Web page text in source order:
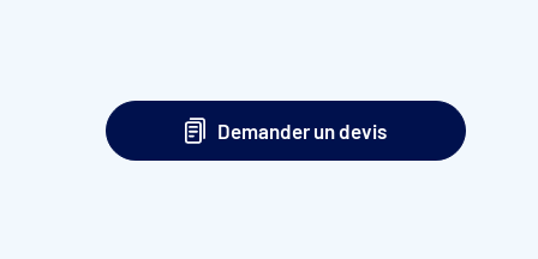
Demander un devis